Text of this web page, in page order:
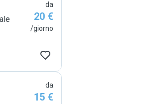
pallina
un
Ci è
da
20 €
/giorno
da
15 €